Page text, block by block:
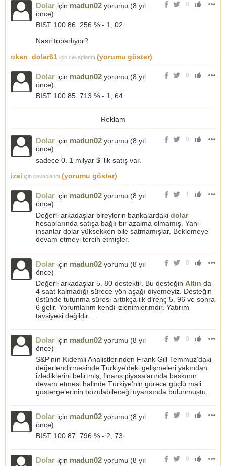
0
Dolar için madun02 yorumu (8 yıl
önce)
BIST 100 86. 256 % - 1, 02
Nasıl toparlıyor?
okan_dolar61 için cevaplandı (yorumu göster)
0
Dolar için madun02 yorumu (8 yıl
önce)
BIST 100 85. 713 % - 1, 64
Reklam
0
Dolar için madun02 yorumu (8 yıl
önce)
sadece 0. 1 milyar $ 'lik satış var.
izai için cevaplandı (yorumu göster)
1
Dolar için madun02 yorumu (8 yıl
önce)
Değerli arkadaşlar bireylerin bankalardaki dolar
hesaplarında satışa bağlı bir azalma olmamış. Yani
insanlar dolar yüksekken bile satmamışlar. Beklemeye
devam etmeyi tercih etmişler.
0
Dolar için madun02 yorumu (8 yıl
önce)
Değerli arkadaşlar 5. 80 destektir. Bu desteğin Altın da
4 saat kalmadığı sürece yön aşağı diyemeyiz. Desteğin
üstünde tutunma süresi arttıkça ilk direnç 5. 96 ve sonra
6 gelir. Yorumlarım kendi izlenimlerimdir. Yatırım
tavsiyesi değildir...
0
Dolar için madun02 yorumu (8 yıl
önce)
S&P'nin Kıdemli Analistlerinden Frank Gill Temmuz'daki
değerlendirmesinde Türkiye'deki gelişmeleri yakından
izlediklerini belirtmiş, finans piyasalarında baskının
devam etmesi halinde Türkiye'nin görece güçlü mali
göstergelerinin bozulabileceği uyarısında bulunmuştu.
0
Dolar için madun02 yorumu (8 yıl
önce)
BIST 100 87. 796 % - 2, 73
0
Dolar için madun02 yorumu (8 yıl